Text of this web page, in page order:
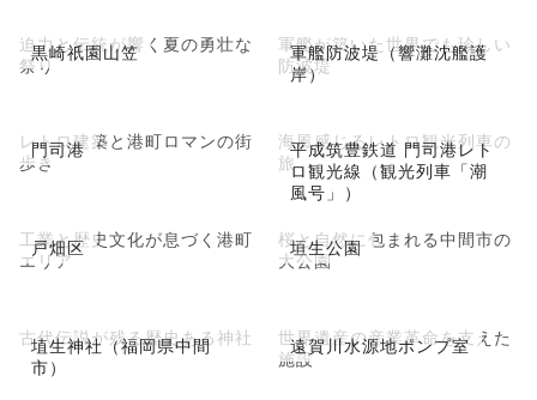
黒崎祇園山笠
迫力と伝統が響く夏の勇壮な
祭り
軍艦防波堤（響灘沈艦護
岸）
軍艦が築いた世界でも珍しい
防波堤
門司港
レトロ建築と港町ロマンの街
歩き
平成筑豊鉄道 門司港レト
ロ観光線（観光列車「潮
風号」）
海風感じるレトロ観光列車の
旅
戸畑区
工業と歴史文化が息づく港町
エリア
垣生公園
桜と自然に包まれる中間市の
大公園
埴生神社（福岡県中間
市）
古代伝説が残る歴史ある神社 遠賀川水源地ポンプ室
世界遺産の産業革命を支えた
施設